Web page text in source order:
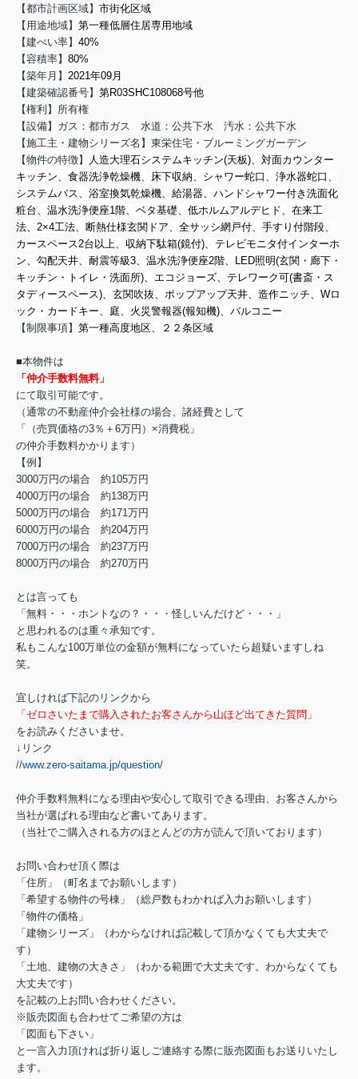
【都市計画区域】 市街化区域
【用途地域】 第一種低層住居専用地域
【建ぺい率】 40%
【容積率】 80%
【築年月】 2021年09月
【建築確認番号】 第R03SHC108068号他
【権利】所有権
【設備】ガス：都市ガス 水道：公共下水 汚水：公共下水
【施工主・建物シリーズ名】東栄住宅・ブルーミングガーデン
【物件の特徴】
人造大理石システムキッチン(天板)、対面カウンター
キッチン、食器洗浄乾燥機、床下収納、シャワー蛇口、浄水器蛇口、
システムバス、浴室換気乾燥機、給湯器、ハンドシャワー付き洗面化
粧台、温水洗浄便座1階、ベタ基礎、低ホルムアルデヒド、在来工
法、2×4工法、断熱仕様玄関ドア、全サッシ網戸付、手すり付階段、
カースペース2台以上、収納下駄箱(鏡付)、テレビモニタ付インターホ
ン、勾配天井、耐震等級3、温水洗浄便座2階、LED照明(玄関・廊下・
キッチン・トイレ・洗面所)、エコジョーズ、テレワーク可(書斎・ス
タディースペース)、玄関吹抜、ポップアップ天井、造作ニッチ、Wロ
ック・カードキー、庭、火災警報器(報知機)、バルコニー
【制限事項】 第一種高度地区、２２条区域
■本物件は
「仲介手数料無料」
にて取引可能です。
（通常の不動産仲介会社様の場合、諸経費として
「（売買価格の3％＋6万円）×消費税」
の仲介手数料かかります）
【例】
3000万円の場合 約105万円
4000万円の場合 約138万円
5000万円の場合 約171万円
6000万円の場合 約204万円
7000万円の場合 約237万円
8000万円の場合 約270万円
とは言っても
「無料・・・ホントなの？・・・怪しいんだけど・・・」
と思われるのは重々承知です。
私もこんな100万単位の金額が無料になっていたら超疑いますしね
笑。
宜しければ下記のリンクから
「ゼロさいたまで購入されたお客さんから山ほど出てきた質問」
をお読みくださいませ。
↓リンク
//www.zero-saitama.jp/question/
仲介手数料無料になる理由や安心して取引できる理由、お客さんから
当社が選ばれる理由など書いてあります。
（当社でご購入される方のほとんどの方が読んで頂いております）
お問い合わせ頂く際は
「住所」（町名までお願いします）
「希望する物件の号棟」（総戸数もわかれば入力お願いします）
「物件の価格」
「建物シリーズ」（わからなければ記載して頂かなくても大丈夫で
す）
「土地、建物の大きさ」（わかる範囲で大丈夫です。わからなくても
大丈夫です）
を記載の上お問い合わせください。
※販売図面も合わせてご希望の方は
「図面も下さい」
と一言入力頂ければ折り返しご連絡する際に販売図面もお送りいたし
ます。